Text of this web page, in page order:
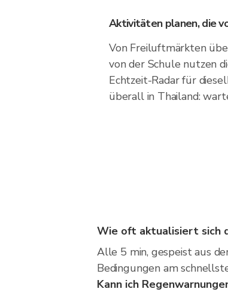
Aktivitäten planen, die
Von Freiluftmärkten
von der Schule nutzen
Echtzeit-Radar für
überall in Thailand:
Wie oft aktualisiert sich
Alle 5 min, gespeist aus
Bedingungen am
Kann ich